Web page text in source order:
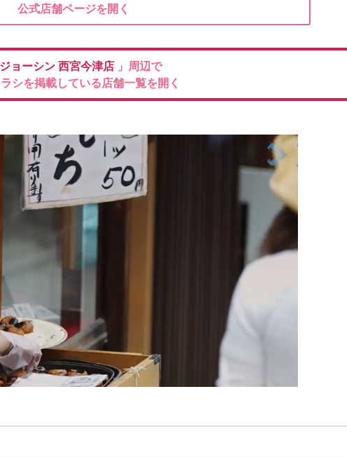
公式店舗ページを開く
ジョーシン 西宮今津店 」周辺で
シを掲載している店舗一覧を開く